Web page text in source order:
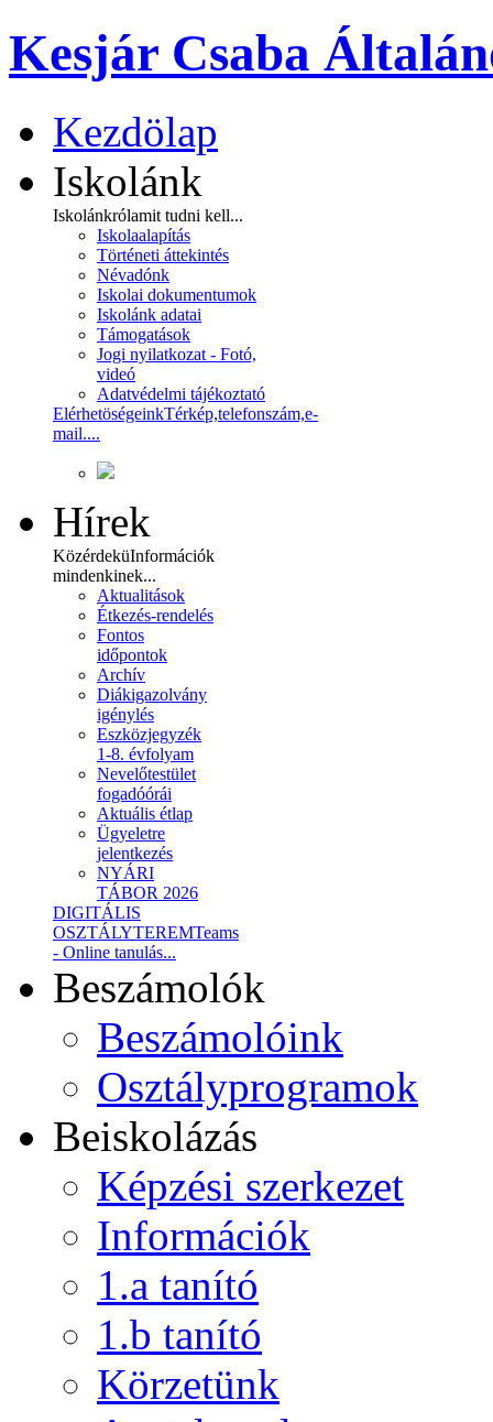
Kesjár Csaba
Kezdölap
Iskolánk
Iskolánkrólamit tudni kell...
Iskolaalapítás
Történeti áttekintés
Névadónk
Iskolai dokumentumok
Iskolánk adatai
Támogatások
Jogi nyilatkozat - Fotó,
videó
Adatvédelmi tájékoztató
ElérhetöségeinkTérkép,telefonszám,e-
mail....
Hírek
KözérdeküInformációk
mindenkinek...
Aktualitások
Étkezés-rendelés
Fontos
időpontok
Archív
Diákigazolvány
igénylés
Eszközjegyzék
1-8. évfolyam
Nevelőtestület
fogadóórái
Aktuális étlap
Ügyeletre
jelentkezés
NYÁRI
TÁBOR 2026
DIGITÁLIS
OSZTÁLYTEREMTeams
- Online tanulás...
Beszámolók
Beszámolóink
Osztályprogramok
Beiskolázás
Képzési szerkezet
Információk
1.a tanító
1.b tanító
Körzetünk